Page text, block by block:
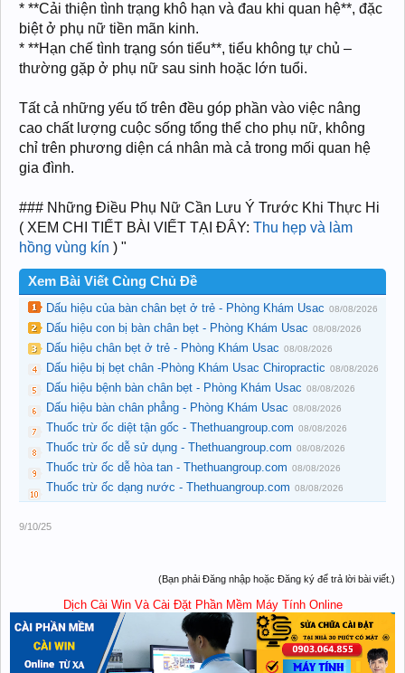
* **Cải thiện tình trạng khô hạn và đau khi quan hệ**, đặc
biệt ở phụ nữ tiền mãn kinh.
* **Hạn chế tình trạng són tiểu**, tiểu không tự chủ –
thường gặp ở phụ nữ sau sinh hoặc lớn tuổi.
Tất cả những yếu tố trên đều góp phần vào việc nâng
cao chất lượng cuộc sống tổng thể cho phụ nữ, không
chỉ trên phương diện cá nhân mà cả trong mối quan hệ
gia đình.
### Những Điều Phụ Nữ Cần Lưu Ý Trước Khi Thực Hi
( XEM CHI TIẾT BÀI VIẾT TẠI ĐÂY: Thu hẹp và làm
hồng vùng kín ) "
Xem Bài Viết Cùng Chủ Đề
Dấu hiệu của bàn chân bẹt ở trẻ - Phòng Khám Usac 08/08/2026
Dấu hiệu con bị bàn chân bẹt - Phòng Khám Usac 08/08/2026
Dấu hiệu chân bẹt ở trẻ - Phòng Khám Usac 08/08/2026
Dấu hiệu bị bẹt chân -Phòng Khám Usac Chiropractic 08/08/2026
Dấu hiệu bệnh bàn chân bẹt - Phòng Khám Usac 08/08/2026
Dấu hiệu bàn chân phẳng - Phòng Khám Usac 08/08/2026
Thuốc trừ ốc diệt tận gốc - Thethuangroup.com 08/08/2026
Thuốc trừ ốc dễ sử dụng - Thethuangroup.com 08/08/2026
Thuốc trừ ốc dễ hòa tan - Thethuangroup.com 08/08/2026
Thuốc trừ ốc dạng nước - Thethuangroup.com 08/08/2026
9/10/25
(Bạn phải Đăng nhập hoặc Đăng ký để trả lời bài viết.)
Dịch Cài Win Và Cài Đặt Phần Mềm Máy Tính Online